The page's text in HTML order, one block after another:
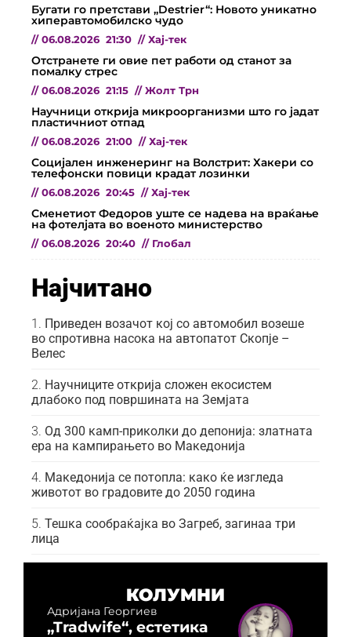
Бугати го претстави „Destrier“: Новото уникатно
хиперавтомобилско чудо
// 06.08.2026 21:30 // Хај-тек
Отстранете ги овие пет работи од станот за
помалку стрес
// 06.08.2026 21:15 // Жолт Трн
Научници открија микроорганизми што го јадат
пластичниот отпад
// 06.08.2026 21:00 // Хај-тек
Социјален инженеринг на Волстрит: Хакери со
телефонски повици крадат лозинки
// 06.08.2026 20:45 // Хај-тек
Сменетиот Федоров уште се надева на враќање
на фотелјата во военото министерство
// 06.08.2026 20:40 // Глобал
Најчитано
Приведен возачот кој со автомобил возеше
во спротивна насока на автопатот Скопје –
Велес
Научниците открија сложен екосистем
длабоко под површината на Земјата
Од 300 камп-приколки до депонија: златната
ера на кампирањето во Македонија
Македонија се потопла: како ќе изгледа
животот во градовите до 2050 година
Тешка сообраќајка во Загреб, загинаа три
лица
КОЛУМНИ
Адријана Георгиев
„Tradwife“, естетика